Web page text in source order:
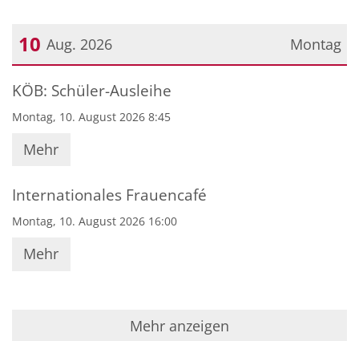
Montag
10 Aug. 2026
Datum: 10. August 2026
KÖB: Schüler-Ausleihe
Montag, 10. August 2026 8:45
Mehr
Internationales Frauencafé
Montag, 10. August 2026 16:00
Mehr
Mehr anzeigen